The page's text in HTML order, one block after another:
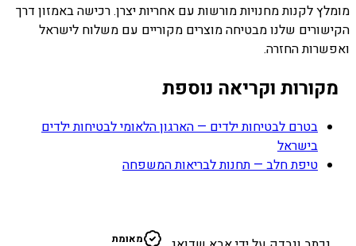
מומלץ לקנות מחנויות מורשות עם אחריות יצרן. רכישה באמזון דרך
הקישורים שלנו מבטיחה מוצרים מקוריים עם משלוח לישראל
ואפשרות החזרה.
מקורות וקריאה נוספת
בטרם לבטיחות ילדים — הארגון הלאומי לבטיחות ילדים
בישראל
טיפת חלב — תחנות לבריאות המשפחה
מאומת